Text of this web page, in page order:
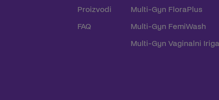
Proizvodi
FAQ
Multi-Gyn FloraPlus
Multi-Gyn FemiWash
Multi-Gyn Vaginalni